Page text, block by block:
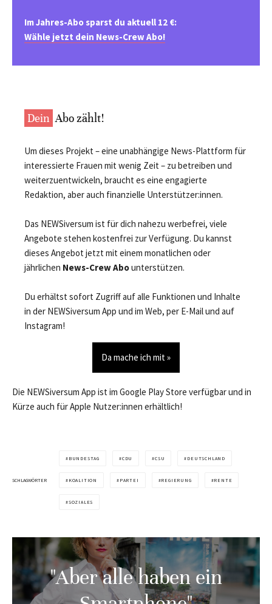
Im Jahres-Abo sparst du aktuell 12 €:
Wähle jetzt dein News-Crew Abo!
Dein Abo zählt!
Um dieses Projekt – eine unabhängige News-Plattform für
interessierte Frauen mit wenig Zeit – zu betreiben und
weiterzuentwickeln, braucht es eine engagierte
Redaktion, aber auch finanzielle Unterstützer:innen.
Das NEWSiversum ist für dich nahezu werbefrei, viele
Angebote stehen kostenfrei zur Verfügung. Du kannst
dieses Angebot jetzt mit einem monatlichen oder
jährlichen News-Crew Abounterstützen.
Du erhältst sofort Zugriff auf alle Funktionen und Inhalte
in der NEWSiversum App und im Web, per E-Mail und auf
Instagram!
Da mache ich mit »
Die NEWSiversum App ist im Google Play Store verfügbar und in
Kürze auch für Apple Nutzer:innen erhältlich!
SCHLAGWÖRTER
BUNDESTAG CDU CSU DEUTSCHLAND
KOALITION PARTEI REGIERUNG RENTE
SOZIALES
"Aber alle haben ein